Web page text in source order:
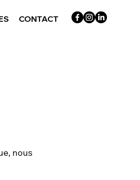
CONTACT
nous